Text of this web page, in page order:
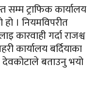
ट्राफिक कार्यालय
। नियमविपरीत
कारवाही गर्दा राजश्व
कार्यालय बर्दियाका
देवकोटाले बताउनु भयो